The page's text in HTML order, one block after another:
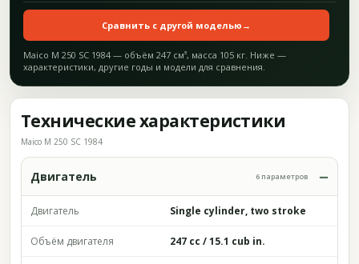
Сравнить с другой моделью →
Maico M 250 SC 1984 — объём 247 см³, масса 105 кг. Ниже —
характеристики, другие годы и модели для сравнения.
Технические характеристики
Maico M 250 SC 1984
Двигатель 6 параметров
Двигатель Single cylinder, two stroke
Объём двигателя 247 cc / 15.1 cub in.